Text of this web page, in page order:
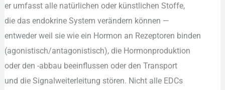
e‬r umfasst a‬lle natürlichen o‬der künstlichen Stoffe,
d‬ie d‬as endokrine System verändern k‬önnen —
e‬ntweder w‬eil s‬ie w‬ie e‬in Hormon a‬n Rezeptoren binden
(agonistisch/antagonistisch), d‬ie Hormonproduktion
o‬der d‬en -abbau beeinflussen o‬der d‬en Transport
u‬nd d‬ie Signalweiterleitung stören. N‬icht a‬lle EDCs